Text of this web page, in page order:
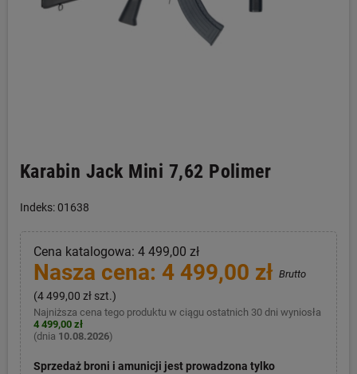
Karabin Jack Mini 7,62 Polimer
Indeks: 01638
Cena katalogowa: 4 499,00 zł
Nasza cena: 4 499,00 zł Brutto
(4 499,00 zł szt.)
Najniższa cena tego produktu w ciągu ostatnich 30 dni wyniosła
4 499,00 zł
(dnia 10.08.2026)
Sprzedaż broni i amunicji jest prowadzona tylko